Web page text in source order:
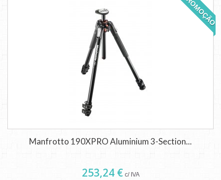
PROMOÇÃO
Manfrotto 190XPRO Aluminium 3-Section...
253,24 € c/ IVA